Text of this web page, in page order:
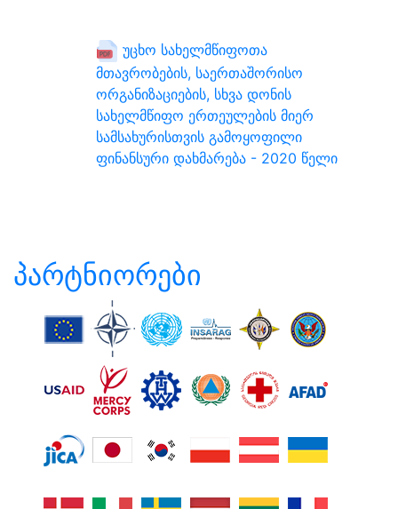
უცხო სახელმწიფოთა
მთავრობების, საერთაშორისო
ორგანიზაციების, სხვა დონის
სახელმწიფო ერთეულების მიერ
სამსახურისთვის გამოყოფილი
ფინანსური დახმარება - 2020 წელი
პარტნიორები